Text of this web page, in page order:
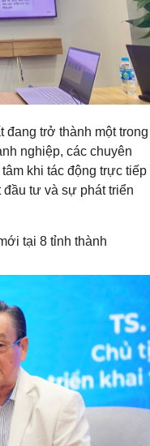
đang trở thành một trong
nghiệp, các chuyên
khi tác động trực tiếp
tư và sự phát triển
tại 8 tỉnh thành